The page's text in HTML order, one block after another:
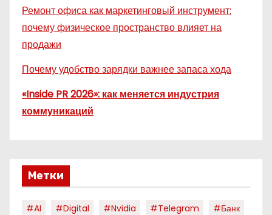
Ремонт офиса как маркетинговый инструмент:
почему физическое пространство влияет на
продажи
Почему удобство зарядки важнее запаса хода
«Inside PR 2026»: как меняется индустрия
коммуникаций
Метки
#AI #digital #nvidia #telegram
#банк